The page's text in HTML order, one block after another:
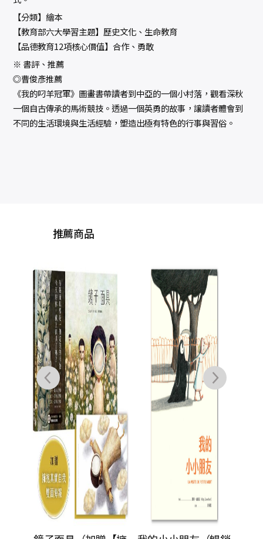
【分類】繪本
【教育部六大學習主題】歷史文化、生命教育
【品德教育12項核心價值】合作、勇敢
※ 書評、推薦
◎曹俊彥推薦
《我的叼羊冠軍》圖畫書帶讀者到中亞的一個小村落，觀看深秋
一個自古傳承的馬術競技。透過一個英勇的故事，讓讀者體會到
不同的生活環境與生活經驗，塑造出極有特色的行事與習俗。
推薦商品